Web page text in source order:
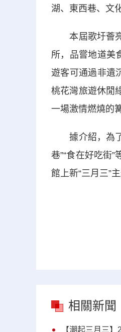
湖、東西巷、文
本屆歌圩薈亮
所，品嘗地道美
遊客可通過非遺
桃花灣旅遊休閒
一場激情燃燒的
據介紹，為了
巷”“食在好吃街
館上新“三月三”
相關新聞
【潮起三月三